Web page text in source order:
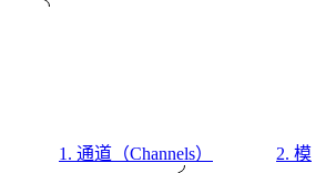
1. 通道（Channels） 2. 模